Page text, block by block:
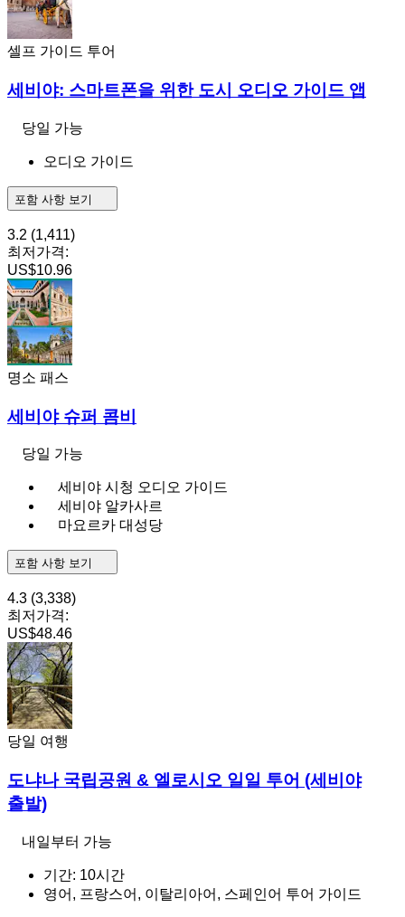
셀프 가이드 투어
세비야: 스마트폰을 위한 도시 오디오 가이드 앱
당일 가능
오디오 가이드
포함 사항 보기
3.2 (1,411)
최저가격:
US$10.96
명소 패스
세비야 슈퍼 콤비
당일 가능
세비야 시청 오디오 가이드
세비야 알카사르
마요르카 대성당
포함 사항 보기
4.3 (3,338)
최저가격:
US$48.46
당일 여행
도냐나 국립공원 & 엘로시오 일일 투어 (세비야
출발)
내일부터 가능
기간: 10시간
영어, 프랑스어, 이탈리아어, 스페인어 투어 가이드